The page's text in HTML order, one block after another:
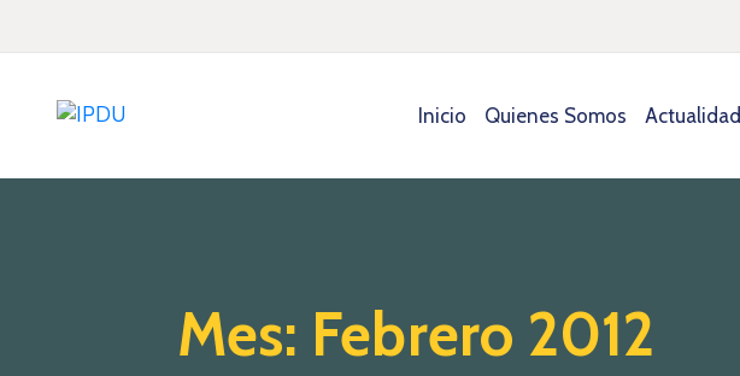
Inicio Quienes Somos Actualidad
Mes: Febrero 2012